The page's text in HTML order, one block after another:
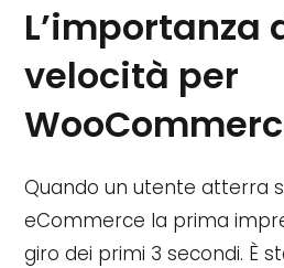
L’importanza
velocità per
Quando un utente atterra
eCommerce la prima
giro dei primi 3 secondi. È